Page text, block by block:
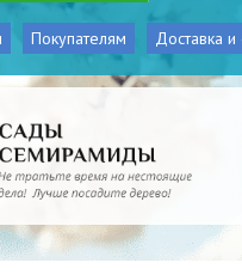
Покупателям Доставка и